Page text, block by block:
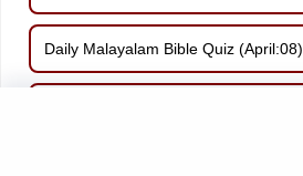
Daily Malayalam Bible Quiz (April:08)